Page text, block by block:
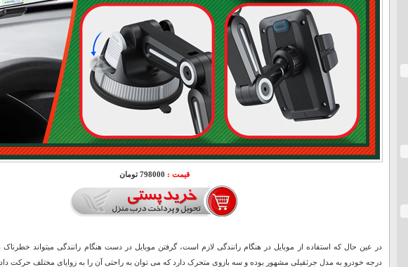
قیمت : 798000 تومان
درجه خودرو به مدل جرثقیلی مشهور بوده و سه بازوی متحرک دارد که می توان به راحتی آن را به زوایای مختلف حرکت داد.